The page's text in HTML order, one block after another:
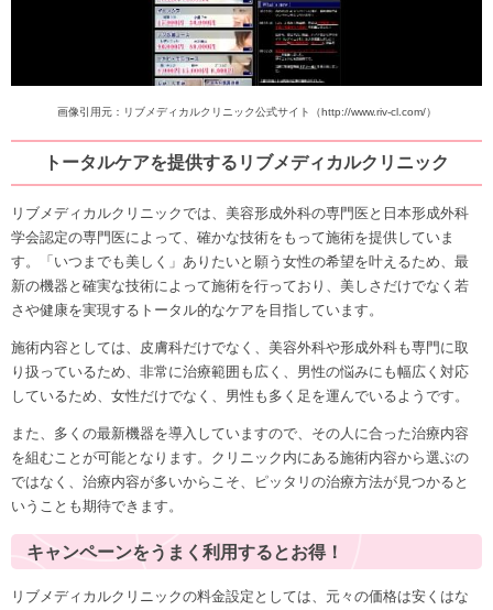
画像引用元：リブメディカルクリニック公式サイト（http://www.riv-cl.com/）
トータルケアを提供するリブメディカルクリニック
リブメディカルクリニックでは、美容形成外科の専門医と日本形成外科
学会認定の専門医によって、確かな技術をもって施術を提供していま
す。「いつまでも美しく」ありたいと願う女性の希望を叶えるため、最
新の機器と確実な技術によって施術を行っており、美しさだけでなく若
さや健康を実現するトータル的なケアを目指しています。
施術内容としては、皮膚科だけでなく、美容外科や形成外科も専門に取
り扱っているため、非常に治療範囲も広く、男性の悩みにも幅広く対応
しているため、女性だけでなく、男性も多く足を運んでいるようです。
また、多くの最新機器を導入していますので、その人に合った治療内容
を組むことが可能となります。クリニック内にある施術内容から選ぶの
ではなく、治療内容が多いからこそ、ピッタリの治療方法が見つかると
いうことも期待できます。
キャンペーンをうまく利用するとお得！
リブメディカルクリニックの料金設定としては、元々の価格は安くはな